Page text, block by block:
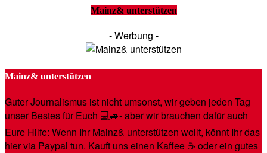
Mainz& unterstützen
- Werbung -
Mainz& unterstützen
Guter Journalismus ist nicht umsonst, wir geben jeden Tag
unser Bestes für Euch 💻🚙- aber wir brauchen dafür auch
Eure Hilfe: Wenn Ihr Mainz& unterstützen wollt, könnt Ihr das
hier via Paypal tun. Kauft uns einen Kaffee ☕️ oder ein gutes